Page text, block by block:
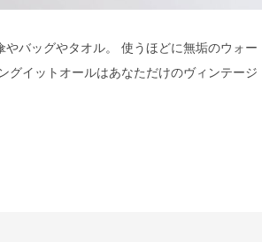
バッグやタオル。 使うほどに無垢のウォー
グイットオールはあなただけのヴィンテージ